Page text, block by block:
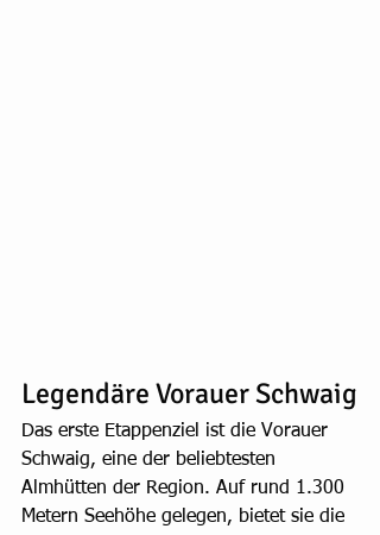
Legendäre Vorauer Schwaig
Das erste Etappenziel ist die Vorauer
Schwaig, eine der beliebtesten
Almhütten der Region. Auf rund 1.300
Metern Seehöhe gelegen, bietet sie die